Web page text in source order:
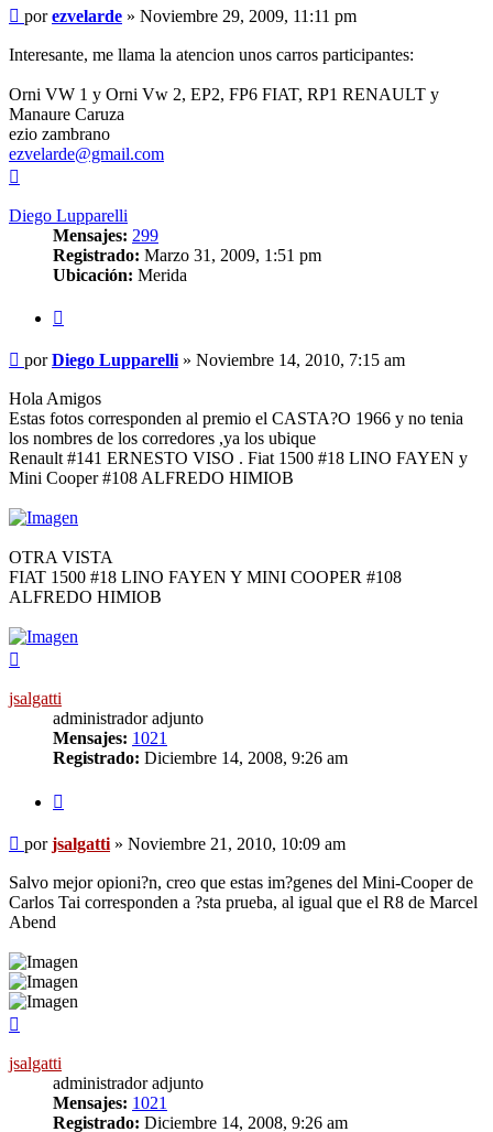
Mensaje
sin
leer
porezvelarde » Noviembre 29, 2009, 11:11 pm
Interesante, me llama la atencion unos carros participantes:
Orni VW 1 y Orni Vw 2, EP2, FP6 FIAT, RP1 RENAULT y
Manaure Caruza
ezio zambrano
ezvelarde@gmail.com
Diego Lupparelli
Mensajes: 299
Registrado: Marzo 31, 2009, 1:51 pm
Ubicación: Merida
Mensaje
leer
porDiego Lupparelli» Noviembre 14, 2010, 7:15 am
Hola Amigos
Estas fotos corresponden al premio el CASTA?O 1966 y no tenia
los nombres de los corredores ,ya los ubique
Renault #141 ERNESTO VISO . Fiat 1500 #18 LINO FAYEN y
Mini Cooper #108 ALFREDO HIMIOB
OTRA VISTA
FIAT 1500 #18 LINO FAYEN Y MINI COOPER #108
ALFREDO HIMIOB
jsalgatti
administrador adjunto
Mensajes: 1021
Registrado: Diciembre 14, 2008, 9:26 am
Mensaje
sin
leer
porjsalgatti » Noviembre 21, 2010, 10:09 am
Salvo mejor opioni?n, creo que estas im?genes del Mini-Cooper de
Carlos Tai corresponden a ?sta prueba, al igual que el R8 de Marcel
Abend
jsalgatti
administrador adjunto
Mensajes: 1021
Registrado: Diciembre 14, 2008, 9:26 am